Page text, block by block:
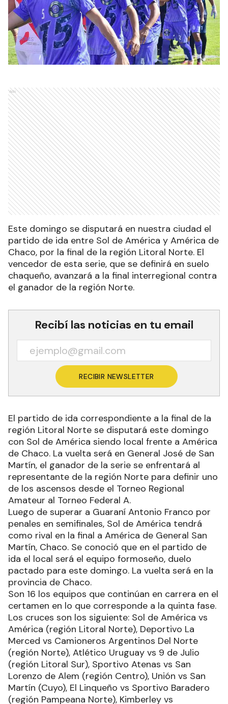
Ads
Este domingo se disputará en nuestra ciudad el
partido de ida entre Sol de América y América de
Chaco, por la final de la región Litoral Norte. El
vencedor de esta serie, que se definirá en suelo
chaqueño, avanzará a la final interregional contra
el ganador de la región Norte.
Recibí las noticias en tu email
RECIBIR NEWSLETTER
El partido de ida correspondiente a la final de la
región Litoral Norte se disputará este domingo
con Sol de América siendo local frente a América
de Chaco. La vuelta será en General José de San
Martín, el ganador de la serie se enfrentará al
representante de la región Norte para definir uno
de los ascensos desde el Torneo Regional
Amateur al Torneo Federal A.
Luego de superar a Guaraní Antonio Franco por
penales en semifinales, Sol de América tendrá
como rival en la final a América de General San
Martín, Chaco. Se conoció que en el partido de
ida el local será el equipo formoseño, duelo
pactado para este domingo. La vuelta será en la
provincia de Chaco.
Son 16 los equipos que continúan en carrera en el
certamen en lo que corresponde a la quinta fase.
Los cruces son los siguiente: Sol de América vs
América (región Litoral Norte), Deportivo La
Merced vs Camioneros Argentinos Del Norte
(región Norte), Atlético Uruguay vs 9 de Julio
(región Litoral Sur), Sportivo Atenas vs San
Lorenzo de Alem (región Centro), Unión vs San
Martín (Cuyo), El Linqueño vs Sportivo Baradero
(región Pampeana Norte), Kimberley vs